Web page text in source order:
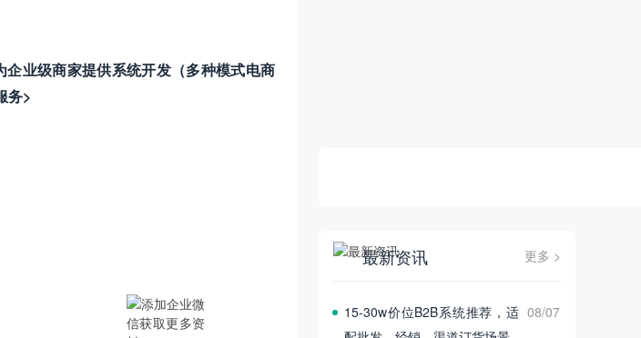
业级商家提供系统开发（多种模式电商
务>
最新资讯 更多 >
15‑30w价位B2B系统推荐，适 08/07